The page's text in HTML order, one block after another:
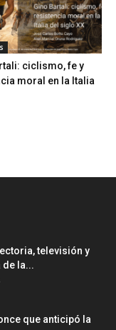
ciclismo, fe y
moral en la Italia
televisión y
la...
que anticipó la